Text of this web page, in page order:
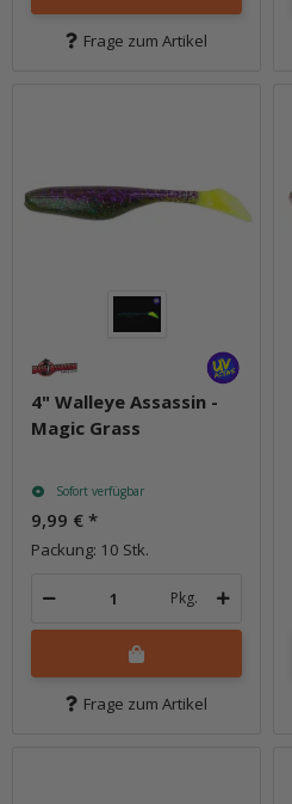
Frage zum Artikel
4" Walleye Assassin -
Magic Grass
Sofort verfügbar
9,99 € *
Packung: 10 Stk.
Pkg.
Frage zum Artikel